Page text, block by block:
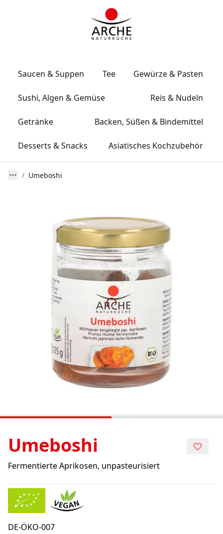
Saucen & Suppen Tee Gewürze & Pasten
Sushi, Algen & Gemüse Reis & Nudeln
Getränke Backen, Süßen & Bindemittel
Desserts & Snacks Asiatisches Kochzubehör
Umeboshi
Umeboshi
Fermentierte Aprikosen, unpasteurisiert
DE-ÖKO-007